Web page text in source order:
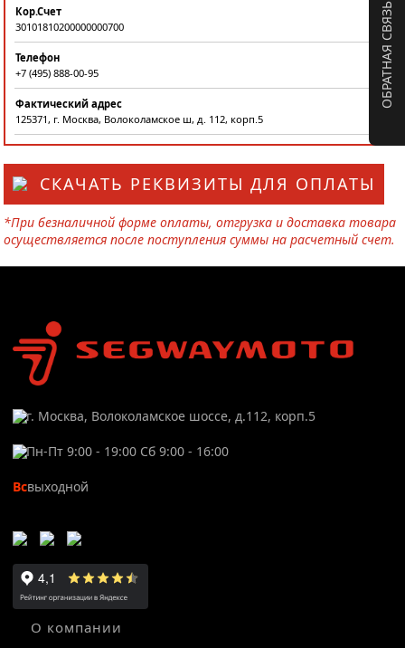
Кор.Счет
30101810200000000700
Телефон
+7 (495) 888-00-95
Фактический адрес
125371, г. Москва, Волоколамское ш, д. 112, корп.5
СКАЧАТЬ РЕКВИЗИТЫ ДЛЯ ОПЛАТЫ
*При безналичной форме оплаты, отгрузка и доставка товара
осуществляется после поступления суммы на расчетный счет.
г. Москва, Волоколамское шоссе, д.112, корп.5
Пн-Пт 9:00 - 19:00 Сб 9:00 - 16:00
Всвыходной
О компании
ОБРАТНАЯ СВЯЗЬ